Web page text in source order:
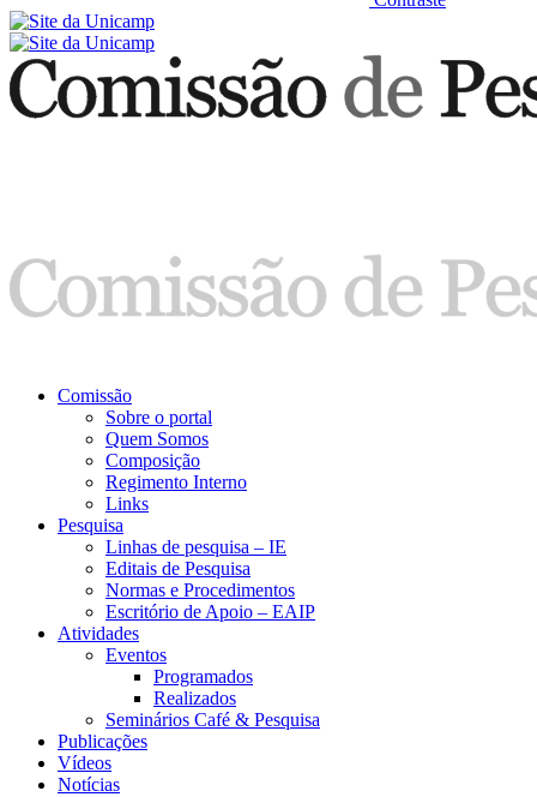
Comissão
Sobre o portal
Quem Somos
Composição
Regimento Interno
Links
Pesquisa
Linhas de pesquisa – IE
Editais de Pesquisa
Normas e Procedimentos
Escritório de Apoio – EAIP
Atividades
Eventos
Programados
Realizados
Seminários Café & Pesquisa
Publicações
Vídeos
Notícias